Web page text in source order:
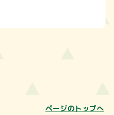
ページのトップへ